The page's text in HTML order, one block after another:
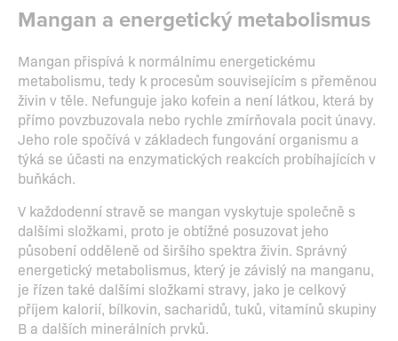
Mangan a energetický metabolismus
Mangan přispívá k normálnímu energetickému
metabolismu, tedy k procesům souvisejícím s přeměnou
živin v těle. Nefunguje jako kofein a není látkou, která by
přímo povzbuzovala nebo rychle zmírňovala pocit únavy.
Jeho role spočívá v základech fungování organismu a
týká se účasti na enzymatických reakcích probíhajících v
buňkách.
V každodenní stravě se mangan vyskytuje společně s
dalšími složkami, proto je obtížné posuzovat jeho
působení odděleně od širšího spektra živin. Správný
energetický metabolismus, který je závislý na manganu,
je řízen také dalšími složkami stravy, jako je celkový
příjem kalorií, bílkovin, sacharidů, tuků, vitamínů skupiny
B a dalších minerálních prvků.